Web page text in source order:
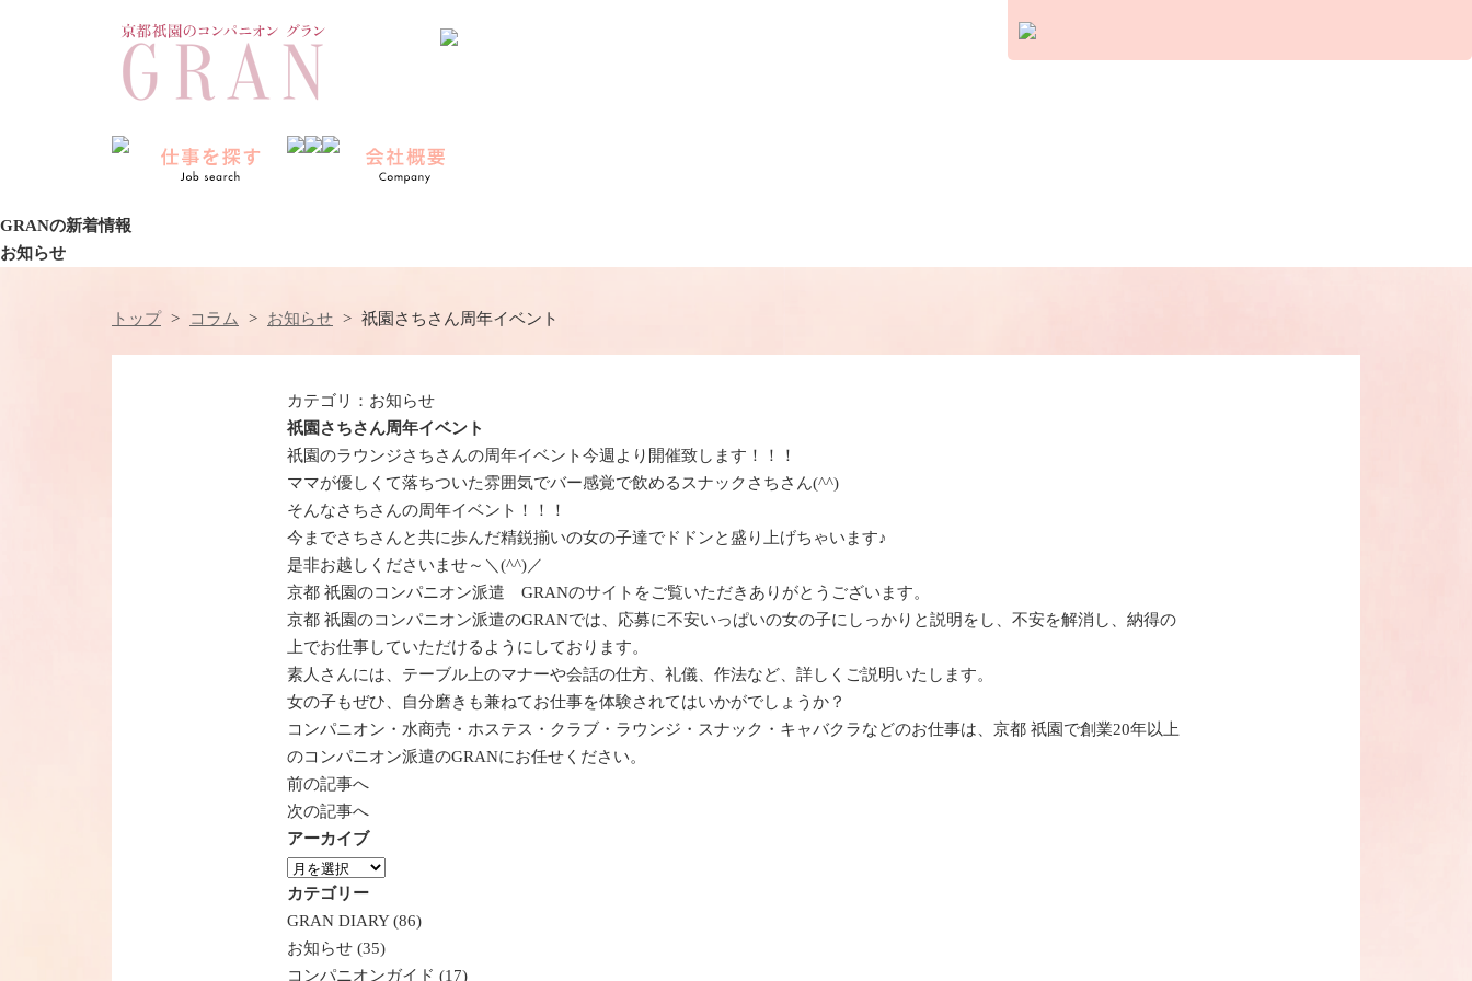
GRANの新着情報
お知らせ
トップ コラム お知らせ 祇園さちさん周年イベント
カテゴリ： お知らせ
祇園さちさん周年イベント
祇園のラウンジさちさんの周年イベント今週より開催致します！！！
ママが優しくて落ちついた雰囲気でバー感覚で飲めるスナックさちさん(^^)
そんなさちさんの周年イベント！！！
今までさちさんと共に歩んだ精鋭揃いの女の子達でドドンと盛り上げちゃいます♪
是非お越しくださいませ～＼(^^)／
京都 祇園のコンパニオン派遣 GRANのサイトをご覧いただきありがとうございます。
京都 祇園のコンパニオン派遣のGRANでは、応募に不安いっぱいの女の子にしっかりと説明をし、不安を解消 し、納得の
上でお仕事していただけるようにしております。
素人さんには、テーブル上のマナーや会話の仕方、礼儀、作法など、詳しくご説明いたします。
女の子もぜひ、自分磨きも兼ねてお仕事を体験されてはいかがでしょうか？
コンパニオン・水商売・ホステス・クラブ・ラウンジ・スナック・キャバクラなどのお仕事は、京都 祇園で創業20年以上
のコンパニオン派遣のGRANにお任せください。
前の記事へ
次の記事へ
アーカイブ
ア
ー
カ
イ
ブ
カテゴリー
GRAN DIARY (86)
お知らせ (35)
コンパニオンガイド (17)